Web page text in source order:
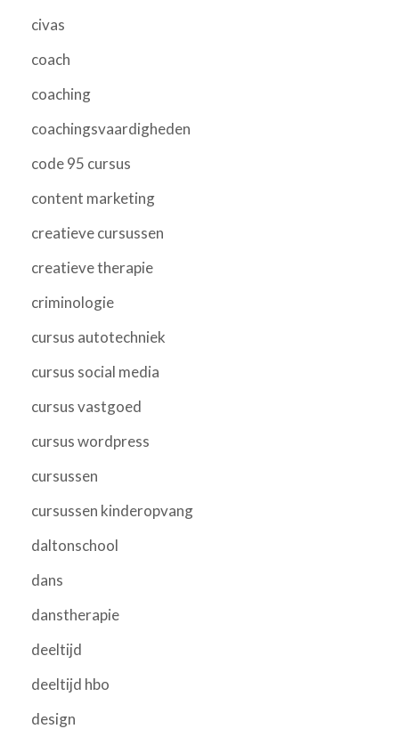
civas
coach
coaching
coachingsvaardigheden
code 95 cursus
content marketing
creatieve cursussen
creatieve therapie
criminologie
cursus autotechniek
cursus social media
cursus vastgoed
cursus wordpress
cursussen
cursussen kinderopvang
daltonschool
dans
danstherapie
deeltijd
deeltijd hbo
design